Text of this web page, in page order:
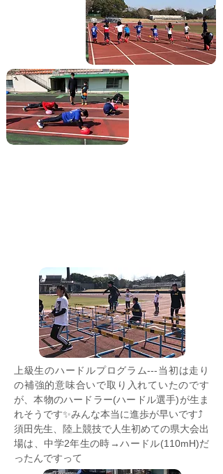
上級生のハードルプログラム---当初は走り
の補強的意味合いで取り入れていたのです
が、本物のハードラー(ハードル選手)が生ま
れそうです✨みんな本当に進歩が早いです⤴️
須田先生、陸上競技で人生初めての県大会出
場は、中学2年生の時→ハードル(110mH)だ
ったんですって